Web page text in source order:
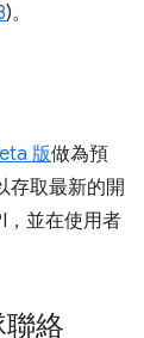
)。
版做為預
存取最新的開
，並在使用者
絡